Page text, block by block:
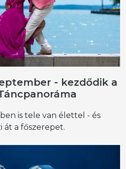
- kezdődik a
is tele van élettel - és
át a főszerepet.